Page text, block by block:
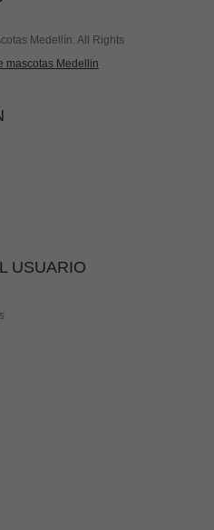
Medellín. All Rights
mascotas Medellin
USUARIO